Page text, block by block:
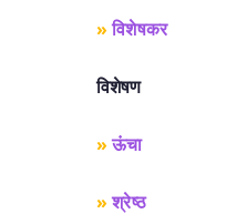
»विशेषकर
विशेषण
»ऊंचा
»श्रेष्ठ